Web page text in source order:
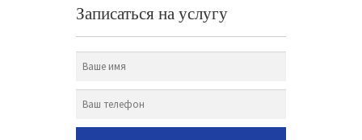
Записаться на услугу